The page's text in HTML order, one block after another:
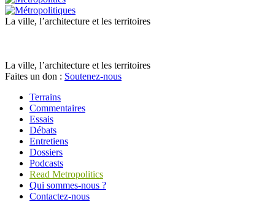
La ville, l’architecture et les territoires
La ville, l’architecture et les territoires
Faites un don : Soutenez-nous
Terrains
Commentaires
Essais
Débats
Entretiens
Dossiers
Podcasts
Read Metropolitics
Qui sommes-nous ?
Contactez-nous